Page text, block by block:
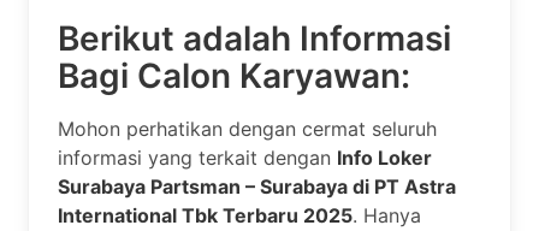
Berikut adalah Informasi
Bagi Calon Karyawan:
Mohon perhatikan dengan cermat seluruh
informasi yang terkait dengan Info Loker
Surabaya Partsman – Surabaya di PT Astra
International Tbk Terbaru 2025. Hanya